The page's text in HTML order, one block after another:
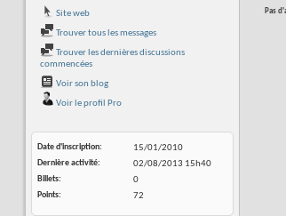
Site web
Trouver tous les messages
Trouver les dernières discussions
commencées
Voir son blog
Voir le profil Pro
Date d'inscription
15/01/2010
Dernière activité
02/08/2013 15h40
Billets
0
Points
72
Pas